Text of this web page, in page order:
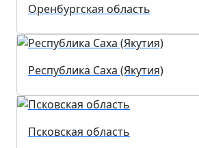
Оренбургская область
Республика Саха (Якутия)
Псковская область